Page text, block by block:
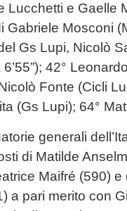
Lucchetti e Gaelle
Gabriele Mosconi
Gs Lupi, Nicolò
42°
Fonte (Cicli
(Gs Lupi); 64°
generali
di Matilde
Maifré (590)
a pari merito con